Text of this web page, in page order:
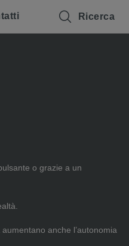
Ricerca
o grazie a un
anche l’autonomia